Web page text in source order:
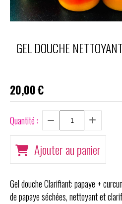
GEL DOUCHE
20,00€
Quantité :
Ajouter au panier
Gel douche Clarifiant: papaye +
de papaye séchées, nettoyant et